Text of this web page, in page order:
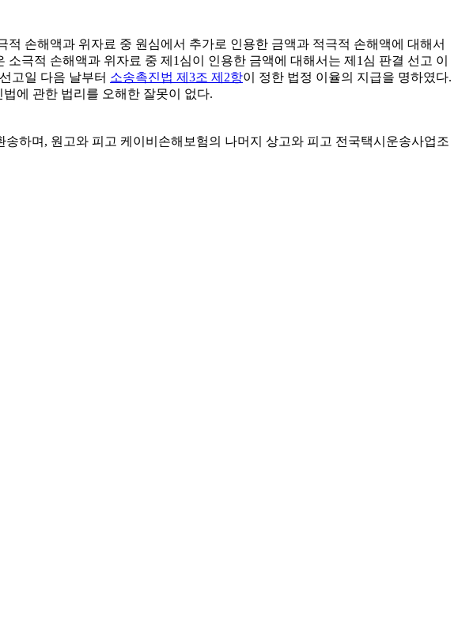
손해액과 위자료 중 원심에서 추가로 인용한 금액과 적극적 손해액에 대해서
극적 손해액과 위자료 중 제1심이 인용한 금액에 대해서는 제1심 판결 선고 이
고일 다음 날부터 소송촉진법 제3조 제2항이 정한 법정 이율의 지급을 명하였다.
에 관한 법리를 오해한 잘못이 없다.
하며, 원고와 피고 케이비손해보험의 나머지 상고와 피고 전국택시운송사업조